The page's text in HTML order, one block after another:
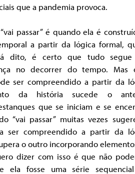
que a pandemia provoca.
passar” é quando ela é
a partir da lógica formal,
dito, é certo que tudo segue
no decorrer do tempo. Mas
ser compreendido a partir da
da história sucede o
que se iniciam e se
“vai passar” muitas vezes
ser compreendido a partir da
o outro incorporando
dizer com isso é que não
ela fosse uma série